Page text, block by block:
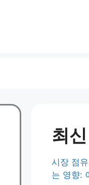
최
시장 점
는 영향: